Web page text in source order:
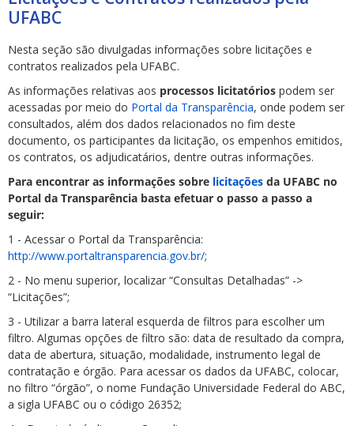
UFABC
Nesta seção são divulgadas informações sobre licitações e
contratos realizados pela UFABC.
As informações relativas aos processos licitatórios podem ser
acessadas por meio do Portal da Transparência, onde podem ser
consultados, além dos dados relacionados no fim deste
documento, os participantes da licitação, os empenhos emitidos,
os contratos, os adjudicatários, dentre outras informações.
Para encontrar as informações sobre licitações da UFABC no
Portal da Transparência basta efetuar o passo a passo a
seguir:
1 - Acessar o Portal da Transparência:
http://www.portaltransparencia.gov.br/;
2 - No menu superior, localizar “Consultas Detalhadas” ->
“Licitações”;
3 - Utilizar a barra lateral esquerda de filtros para escolher um
filtro. Algumas opções de filtro são: data de resultado da compra,
data de abertura, situação, modalidade, instrumento legal de
contratação e órgão. Para acessar os dados da UFABC, colocar,
no filtro “órgão”, o nome Fundação Universidade Federal do ABC,
a sigla UFABC ou o código 26352;